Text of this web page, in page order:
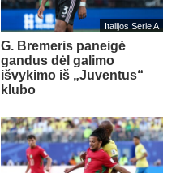
Italijos Serie A
G. Bremeris paneigė
gandus dėl galimo
išvykimo iš „Juventus“
klubo